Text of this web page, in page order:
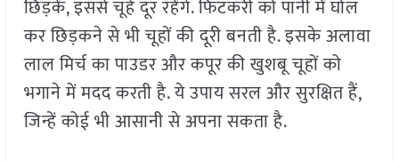
छिड़कें, इससे चूहे दूर रहेंगे. फिटकरी को पानी में घोल
कर छिड़कने से भी चूहों की दूरी बनती है. इसके अलावा
लाल मिर्च का पाउडर और कपूर की खुशबू चूहों को
भगाने में मदद करती है. ये उपाय सरल और सुरक्षित हैं,
जिन्हें कोई भी आसानी से अपना सकता है.